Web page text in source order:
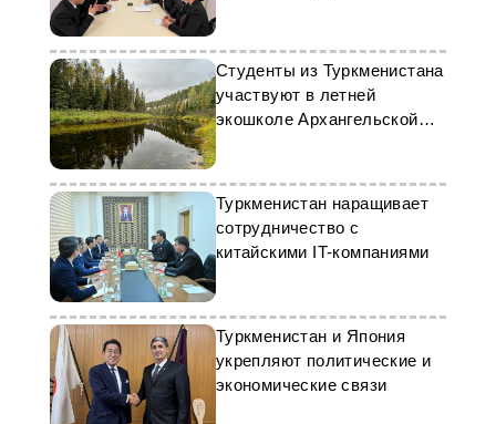
Студенты из Туркменистана
участвуют в летней
экошколе Архангельской
области
Туркменистан наращивает
сотрудничество с
китайскими IT-компаниями
Туркменистан и Япония
укрепляют политические и
экономические связи